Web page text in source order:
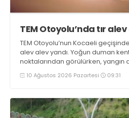
TEM Otoyolu’nda tır
TEM Otoyolu’nun Kocaeli
alev alev yandı. Yoğun duman
noktalarından görülürken, yangın
telefonu kameralarına yansıdı
10 Ağustos 2026 Pazartesi 09:31